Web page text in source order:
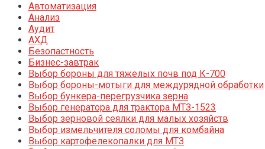
Автоматизация
Анализ
Аудит
АХД
Безопастность
Бизнес-завтрак
Выбор бороны для тяжелых почв под К-700
Выбор бороны-мотыги для междурядной обработки
Выбор бункера-перегрузчика зерна
Выбор генератора для трактора МТЗ-1523
Выбор зерновой сеялки для малых хозяйств
Выбор измельчителя соломы для комбайна
Выбор картофелекопалки для МТЗ